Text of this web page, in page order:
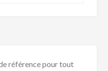
référence pour tout